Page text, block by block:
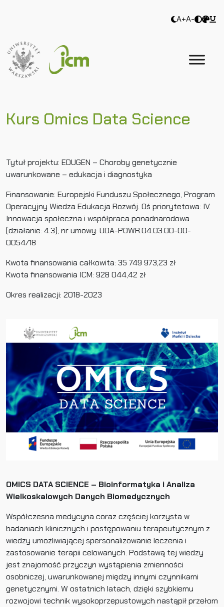
A+A-
Kurs Omics Data Science
Tytuł projektu: EDUGEN – Choroby genetycznie
uwarunkowane – edukacja i diagnostyka
Finansowanie: Europejski Funduszu Społecznego, Program
Operacyjny Wiedza Edukacja Rozwój. Oś priorytetowa: IV.
Innowacja społeczna i współpraca ponadnarodowa
(działanie: 4.3); nr umowy: UDA-POWR.04.03.00-00-
0054/18
Kwota finansowania całkowita: 35 749 973,23 zł
Kwota finansowania ICM: 928 044,42 zł
Okres realizacji: 2018-2023
OMICS DATA SCIENCE – Bioinformatyka i Analiza
Wielkoskalowych Danych Biomedycznych
Współczesna medycyna coraz częściej korzysta w
badaniach klinicznych i postępowaniu terapeutycznym z
wiedzy umożliwiającej spersonalizowanie leczenia i
zastosowanie terapii celowanych. Podstawą tej wiedzy
jest znajomość przyczyn wystąpienia zmienności
osobniczej, uwarunkowanej między innymi czynnikami
genetycznymi. W ostatnich latach, dzięki szybkiemu
rozwojowi technik wysokoprzepustowych nastąpił przełom